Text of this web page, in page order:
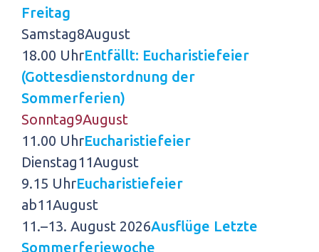
Freitag
Samstag8August
18.00 UhrEntfällt: Eucharistiefeier
(Gottesdienstordnung der
Sommerferien)
Sonntag9August
11.00 UhrEucharistiefeier
Dienstag11August
9.15 UhrEucharistiefeier
ab11August
11.–13. August 2026Ausflüge Letzte
Sommerferiewoche